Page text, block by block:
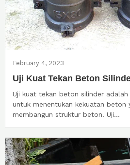
February 4, 2023
Uji Kuat Tekan Beton
Uji kuat tekan beton silinder
untuk menentukan kekuatan beton
membangun struktur beton. Uji...